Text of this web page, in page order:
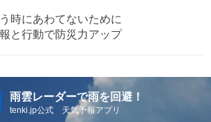
時にあわてないために
と行動で防災力アップ
雨雲レーダーで雨を回避！
tenki.jp公式 天気予報アプリ